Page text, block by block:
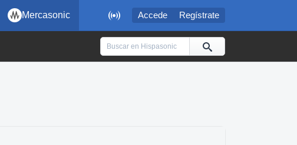
 Accede Regístrate
Mercasonic